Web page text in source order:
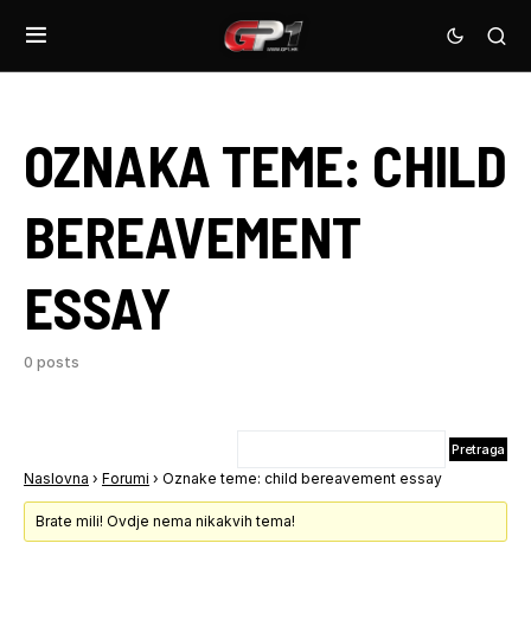
OZNAKA TEME: CHILD
BEREAVEMENT
ESSAY
0 posts
Naslovna › Forumi › Oznake teme: child bereavement essay
Brate mili! Ovdje nema nikakvih tema!